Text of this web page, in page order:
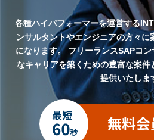
各種ハイパフォーマーを運営する
ンサルタントやエンジニアの方々に
になります。フリーランスSAPコン
なキャリアを築くための豊富な案
提供いたしま